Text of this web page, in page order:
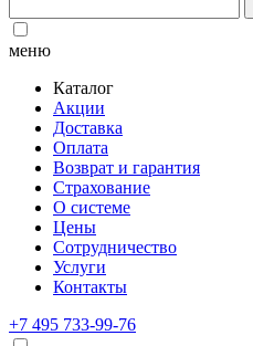
меню
Каталог
Акции
Доставка
Оплата
Возврат и гарантия
Страхование
О системе
Цены
Сотрудничество
Услуги
Контакты
+7 495 733-99-76